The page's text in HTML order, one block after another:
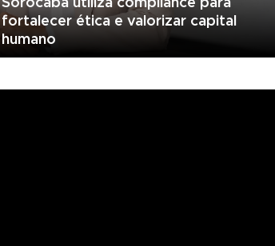
fortalecer ética e valorizar capital
humano